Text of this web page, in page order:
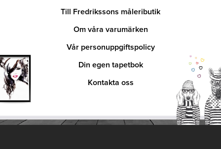
Till Fredrikssons måleributik
Om våra varumärken
Vår personuppgiftspolicy
Din egen tapetbok
Kontakta oss